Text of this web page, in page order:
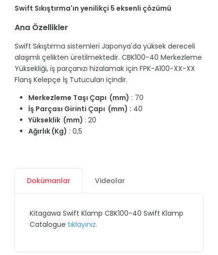
Swift Sıkıştırma'ın yenilikçi 5 eksenli çözümü
Ana Özellikler
Swift Sıkıştırma sistemleri Japonya'da yüksek dereceli
alaşımlı çelikten üretilmektedir. CBK100-40 Merkezleme
Yüksekliği, iş parçanızı hizalamak için FPK-A100-XX-XX
Flanş Kelepçe İş Tutucuları içindir.
Merkezleme Taşı Çapı (mm) : 70
İş Parçası Girinti Çapı (mm) : 40
Yükseklik (mm) : 20
Ağırlık (Kg) : 0,5
Dokümanlar Videolar
Kitagawa Swift Klamp CBK100-40 Swift Klamp
Catalogue tıklayınız.